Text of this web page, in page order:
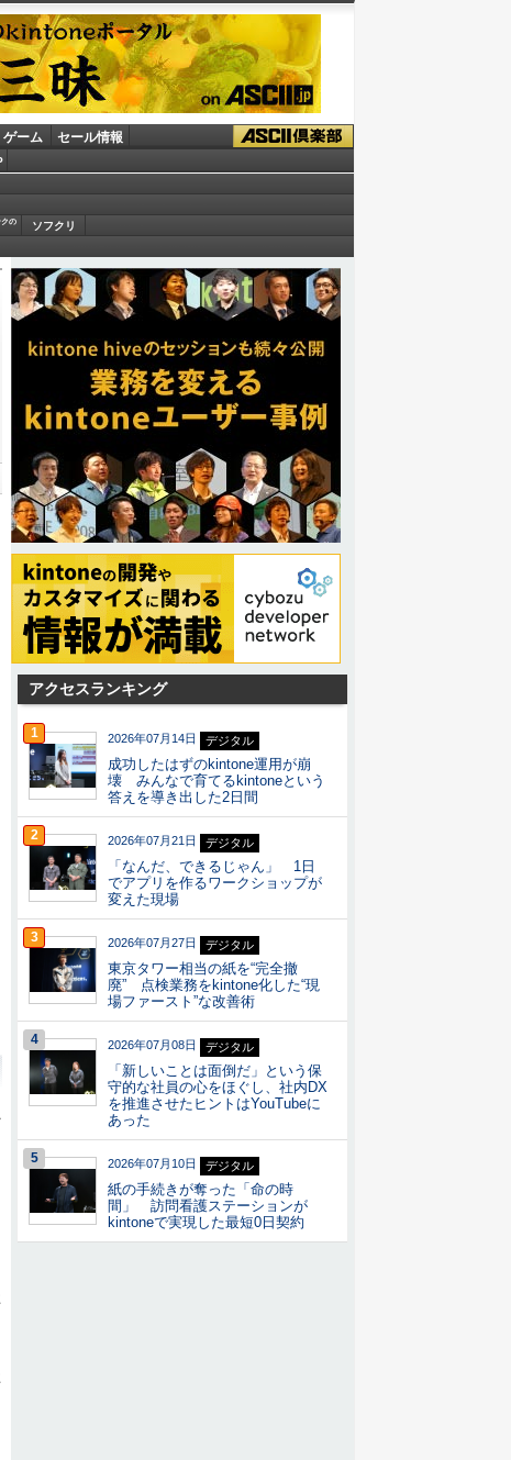
ゲーム セール情報
クの
ソフクリ
アクセスランキング
1 デジタル
2026年07月14日
成功したはずのkintone運用が崩
壊 みんなで育てるkintoneという
答えを導き出した2日間
2 デジタル
2026年07月21日
「なんだ、できるじゃん」 1日
でアプリを作るワークショップが
変えた現場
3 デジタル
2026年07月27日
東京タワー相当の紙を“完全撤
廃” 点検業務をkintone化した“現
場ファースト”な改善術
4 デジタル
2026年07月08日
「新しいことは面倒だ」という保
守的な社員の心をほぐし、社内DX
を推進させたヒントはYouTubeに
あった
5 デジタル
2026年07月10日
紙の手続きが奪った「命の時
間」 訪問看護ステーションが
kintoneで実現した最短0日契約